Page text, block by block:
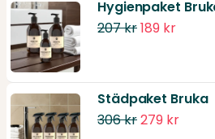
Hygienpaket
207 kr189 kr
Städpaket Bruka
306 kr279 kr